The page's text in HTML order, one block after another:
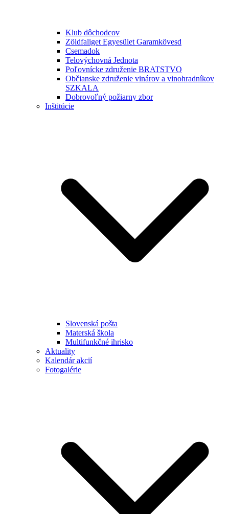
Klub dôchodcov
Zöldfaliget Egyesület Garamkövesd
Csemadok
Telovýchovná Jednota
Poľovnícke združenie BRATSTVO
Občianske združenie vinárov a vinohradníkov
SZKALA
Dobrovoľný požiarny zbor
Inštitúcie
Slovenská pošta
Materská škola
Multifunkčné ihrisko
Aktuality
Kalendár akcií
Fotogalérie